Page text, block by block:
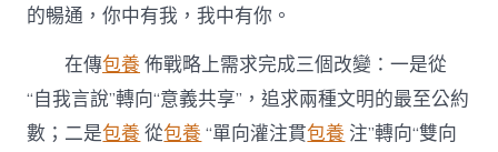
的暢通，你中有我，我中有你。
在傳包養 佈戰略上需求完成三個改變：一是從
“自我言說”轉向“意義共享”，追求兩種文明的最至公約
數；二是包養 從包養 “單向灌注貫包養 注”轉向“雙向